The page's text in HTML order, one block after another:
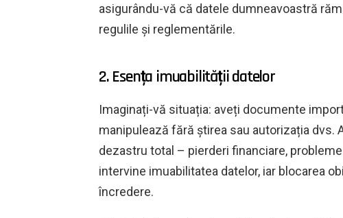
asigurându-vă că datele dumneavoastră
regulile și reglementările.
2. Esența imuabilității datelor
Imaginați-vă situația: aveți documente
manipulează fără știrea sau autorizația dvs.
dezastru total – pierderi financiare,
intervine imuabilitatea datelor, iar blocarea
încredere.